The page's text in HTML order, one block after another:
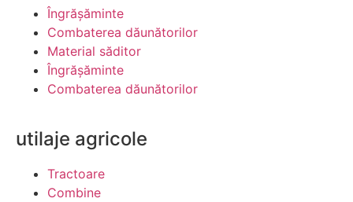
Îngrășăminte
Combaterea dăunătorilor
Material săditor
Îngrășăminte
Combaterea dăunătorilor
utilaje agricole
Tractoare
Combine